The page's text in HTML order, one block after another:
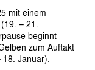
mit einem
– 21.
beginnt
zum Auftakt
Januar).